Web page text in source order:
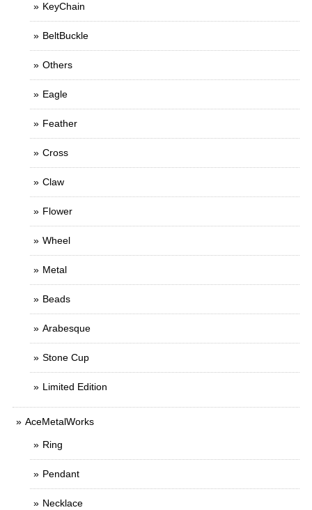
KeyChain
BeltBuckle
Others
Eagle
Feather
Cross
Claw
Flower
Wheel
Metal
Beads
Arabesque
Stone Cup
Limited Edition
AceMetalWorks
Ring
Pendant
Necklace